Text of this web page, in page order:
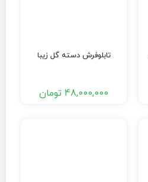
تابلوفرش دسته گل زیبا
48,000,000 تومان